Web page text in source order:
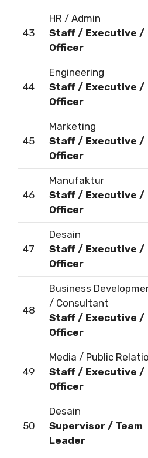
43
HR / Admin
Staff / Executive /
Officer
44
Engineering
Staff / Executive /
Officer
45
Marketing
Staff / Executive /
Officer
46
Manufaktur
Staff / Executive /
Officer
47
Desain
Staff / Executive /
Officer
48
Business
/ Consultant
Staff / Executive /
Officer
49
Media / Public
Staff / Executive /
Officer
50
Desain
Supervisor / Team
Leader